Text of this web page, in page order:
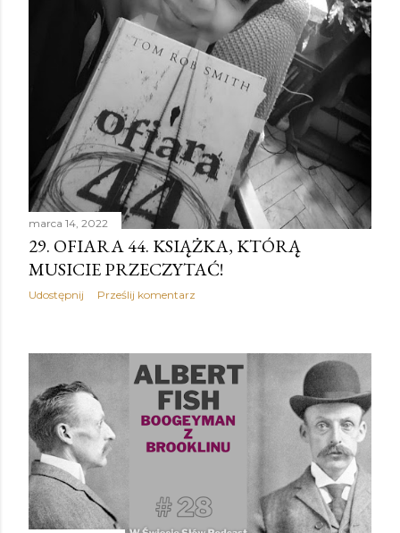
marca 14, 2022
29. OFIARA 44. KSIĄŻKA, KTÓRĄ
MUSICIE PRZECZYTAĆ!
Udostępnij Prześlij komentarz